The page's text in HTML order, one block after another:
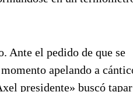
Ante el pedido de que se
apelando a
presidente» buscó